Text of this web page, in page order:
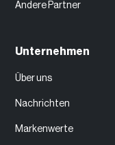
Andere Partner
Unternehmen
Über uns
Nachrichten
Markenwerte